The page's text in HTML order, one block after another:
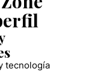
tecnología